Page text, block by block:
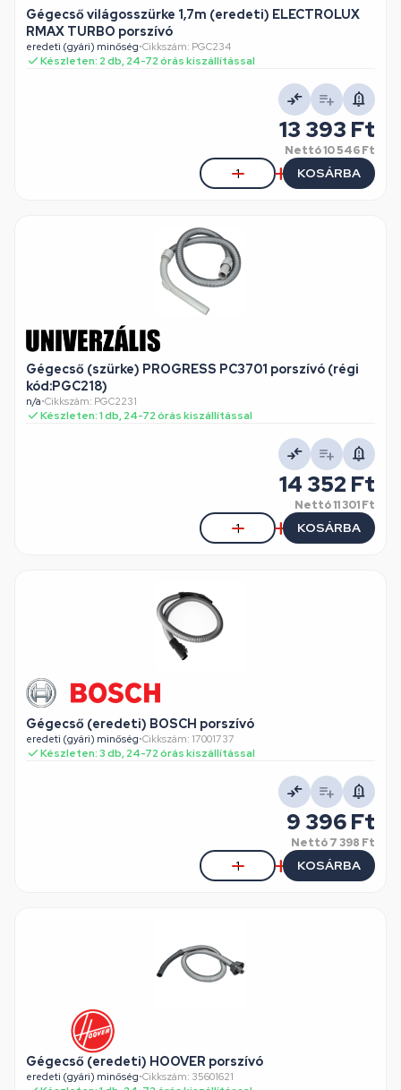
Gégecső világosszürke 1,7m (eredeti) ELECTROLUX
RMAX TURBO porszívó
eredeti (gyári) minőség•Cikkszám: PGC234
Készleten: 2 db, 24-72 órás kiszállítással
13 393 Ft
Nettó10 546 Ft
KOSÁRBA
Gégecső (szürke) PROGRESS PC3701 porszívó (régi
kód:PGC218)
n/a•Cikkszám: PGC2231
Készleten: 1 db, 24-72 órás kiszállítással
14 352 Ft
Nettó11 301 Ft
KOSÁRBA
Gégecső (eredeti) BOSCH porszívó
eredeti (gyári) minőség•Cikkszám: 17001737
Készleten: 3 db, 24-72 órás kiszállítással
9 396 Ft
Nettó7 398 Ft
KOSÁRBA
Gégecső (eredeti) HOOVER porszívó
eredeti (gyári) minőség•Cikkszám: 35601621